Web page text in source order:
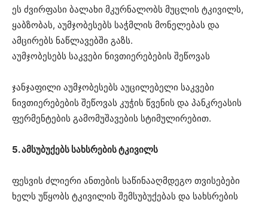
ეს ძვირფასი ბალახი მკურნალობს მუცლის ტკივილს,
ყაბზობას, აუმჯობესებს საჭმლის მონელებას და
ამცირებს ნაწლავებში გაზს.
აუმჯობესებს საკვები ნივთიერებების შეწოვას
ჯანჯაფილი აუმჯობესებს აუცილებელი საკვები
ნივთიერებების შეწოვას კუჭის წვენის და პანკრეასის
ფერმენტების გამომუშავების სტიმულირებით.
5. ამსუბუქებს სახსრების ტკივილს
ფესვის ძლიერი ანთების საწინააღმდეგო თვისებები
ხელს უწყობს ტკივილის შემსუბუქებას და სახსრების